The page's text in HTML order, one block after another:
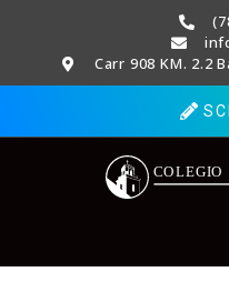
Carr 908 KM. 2.2